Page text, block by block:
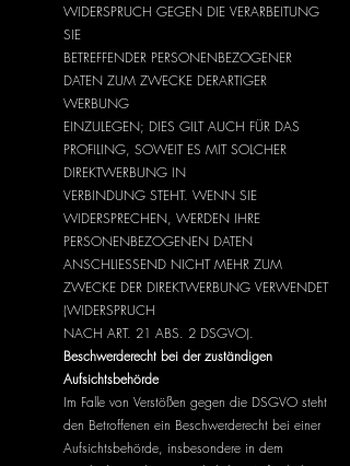
WIDERSPRUCH GEGEN DIE VERARBEITUNG
SIE
BETREFFENDER PERSONENBEZOGENER
DATEN ZUM ZWECKE DERARTIGER
WERBUNG
EINZULEGEN; DIES GILT AUCH FÜR DAS
PROFILING, SOWEIT ES MIT SOLCHER
DIREKTWERBUNG IN
VERBINDUNG STEHT. WENN SIE
WIDERSPRECHEN, WERDEN IHRE
PERSONENBEZOGENEN DATEN
ANSCHLIESSEND NICHT MEHR ZUM
ZWECKE DER DIREKTWERBUNG VERWENDET
(WIDERSPRUCH
NACH ART. 21 ABS. 2 DSGVO).
Beschwerderecht bei der zuständigen
Aufsichtsbehörde
Im Falle von Verstößen gegen die DSGVO steht
den Betroffenen ein Beschwerderecht bei einer
Aufsichtsbehörde, insbesondere in dem